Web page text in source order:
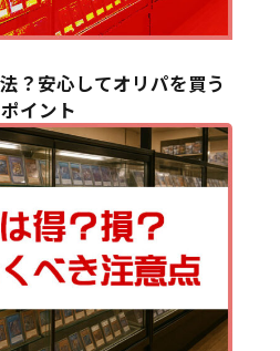
？安心してオリパを買う
イント